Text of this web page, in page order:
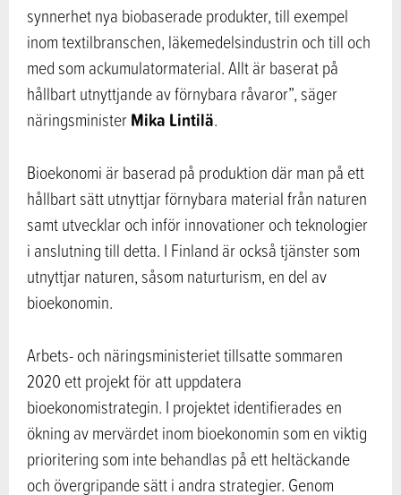
synnerhet nya biobaserade produkter, till exempel
inom textilbranschen, läkemedelsindustrin och till och
med som ackumulatormaterial. Allt är baserat på
hållbart utnyttjande av förnybara råvaror”, säger
näringsministerMika Lintilä.
Bioekonomi är baserad på produktion där man på ett
hållbart sätt utnyttjar förnybara material från naturen
samt utvecklar och inför innovationer och teknologier
i anslutning till detta. I Finland är också tjänster som
utnyttjar naturen, såsom naturturism, en del av
bioekonomin.
Arbets- och näringsministeriet tillsatte sommaren
2020 ett projekt för att uppdatera
bioekonomistrategin. I projektet identifierades en
ökning av mervärdet inom bioekonomin som en viktig
prioritering som inte behandlas på ett heltäckande
och övergripande sätt i andra strategier. Genom